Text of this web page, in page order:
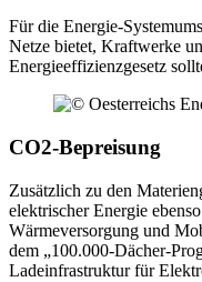
Für die Energie-
Netze bietet, Kraftwerke
Energieeffizienzgesetz
CO2-Bepreisung
Zusätzlich zu den
elektrischer Energie
Wärmeversorgung und
dem „100.000-Dächer-
Ladeinfrastruktur für